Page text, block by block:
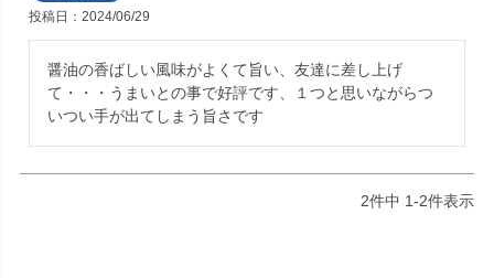
投稿日 2024/06/29
醤油の香ばしい風味がよくて旨い、友達に差し上げ
て・・・うまいとの事で好評です、１つと思いながらつ
いつい手が出てしまう旨さです
2件中 1-2件表示